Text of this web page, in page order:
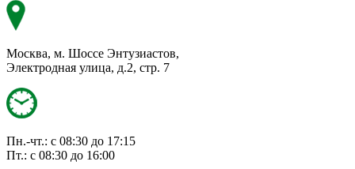
Москва, м. Шоссе Энтузиастов,
Электродная улица, д.2, стр. 7
Пн.-чт.: с 08:30 до 17:15
Пт.: с 08:30 до 16:00